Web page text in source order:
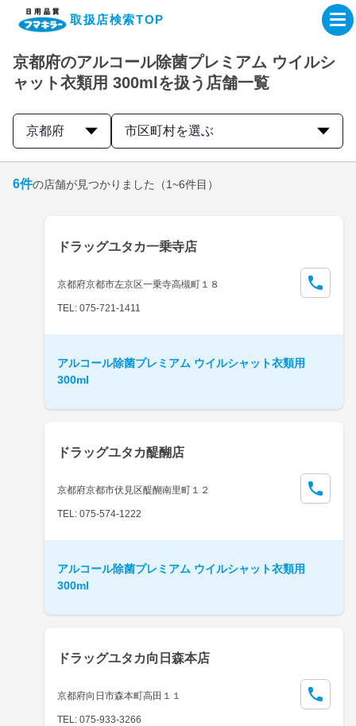
取扱店検索TOP
企業・IR情報サイト
製品情報サイト
取扱店検索はこちら
京都府のアルコール除菌プレミアム ウイルシ
ャット衣類用 300mlを扱う店舗一覧
京都府 市区町村を選ぶ
6件の店舗が見つかりました （1~6件目）
ドラッグユタカ一乗寺店
京都府京都市左京区一乗寺高槻町１８
TEL: 075-721-1411
アルコール除菌プレミアム ウイルシャット衣類用
300ml
ドラッグユタカ醍醐店
京都府京都市伏見区醍醐南里町１２
TEL: 075-574-1222
アルコール除菌プレミアム ウイルシャット衣類用
300ml
ドラッグユタカ向日森本店
京都府向日市森本町高田１１
TEL: 075-933-3266